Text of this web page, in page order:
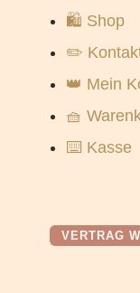
🛍️ Shop
✏️
👑 Mein
🧺
⌨️ Kasse
VERTRAG